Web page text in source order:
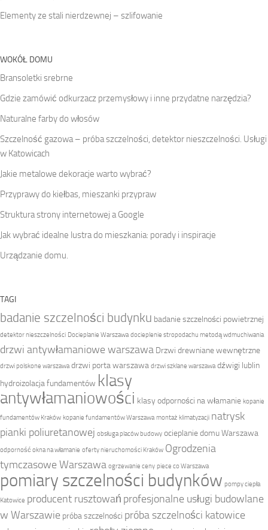
Elementy ze stali nierdzewnej – szlifowanie
WOKÓŁ DOMU
Bransoletki srebrne
Gdzie zamówić odkurzacz przemysłowy i inne przydatne narzędzia?
Naturalne farby do włosów
Szczelność gazowa – próba szczelności, detektor nieszczelności. Usługi
w Katowicach
Jakie metalowe dekoracje warto wybrać?
Przyprawy do kiełbas, mieszanki przypraw
Struktura strony internetowej a Google
Jak wybrać idealne lustra do mieszkania: porady i inspiracje
Urządzanie domu.
TAGI
badanie szczelności budynku badanie szczelności powietrznej
detektor nieszczelności Docieplanie Warszawa docieplenie stropodachu metodą wdmuchiwania
drzwi antywłamaniowe warszawa Drzwi drewniane wewnętrzne
drzwi polskone warszawa drzwi porta warszawa drzwi szklane warszawa dźwigi lublin
hydroizolacja fundamentów klasy
antywłamaniowości klasy odporności na włamanie kopanie
fundamentów Kraków kopanie fundamentów Warszawa montaż klimatyzacji natrysk
pianki poliuretanowej obsługa placów budowy ocieplanie domu Warszawa
odporność okna na włamanie oferty nieruchomości Kraków Ogrodzenia
tymczasowe Warszawa ogrzewanie ceny piece co Warszawa
pomiary szczelności budynków pompy ciepła
Katowice producent rusztowań profesjonalne usługi budowlane
w Warszawie próba szczelności próba szczelności katowice